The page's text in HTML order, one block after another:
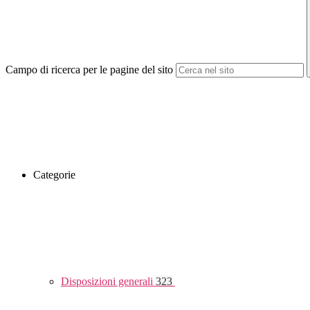
Campo di ricerca per le pagine del sito
Categorie
Disposizioni generali 323